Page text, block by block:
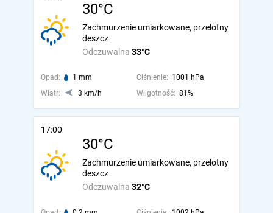
30°C
Odczuwalna 33°C
Zachmurzenie umiarkowane, przelotny
deszcz
Opad: 1 mm Ciśnienie: 1001 hPa
Wiatr:
3 km/h Wilgotność: 81%
17:00
30°C
Odczuwalna 32°C
Zachmurzenie umiarkowane, przelotny
deszcz